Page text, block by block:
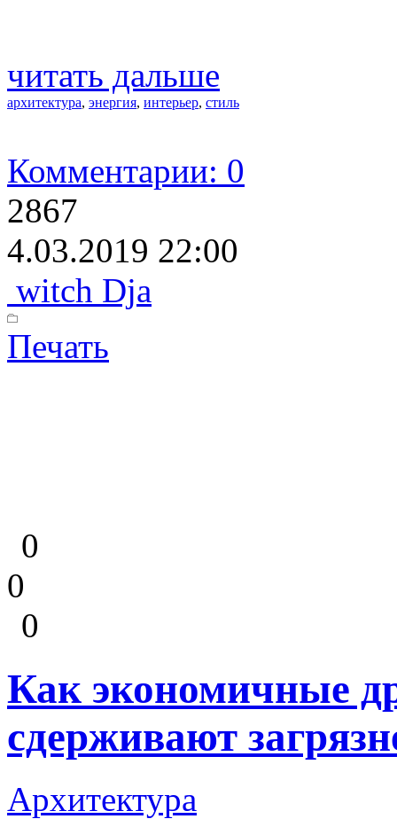
читать дальше
архитектура, энергия, интерьер, стиль
Комментарии: 0
2867
4.03.2019 22:00
witch Dja
Печать
0
0
0
Как экономичные
сдерживают
Архитектура